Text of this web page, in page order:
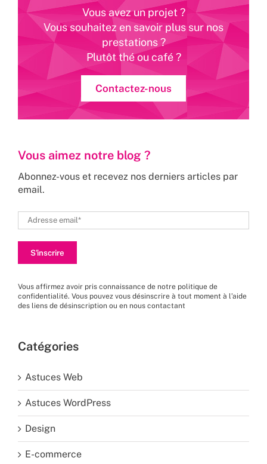
Vous avez un projet ?
Vous souhaitez en savoir plus sur nos
prestations ?
Plutôt thé ou café ?
Contactez-nous
Vous aimez notre blog ?
Abonnez-vous et recevez nos derniers articles par
email.
Vous affirmez avoir pris connaissance de notre politique de
confidentialité. Vous pouvez vous désinscrire à tout moment à l’aide
des liens de désinscription ou en nous contactant
Catégories
Astuces Web
Astuces WordPress
Design
E-commerce